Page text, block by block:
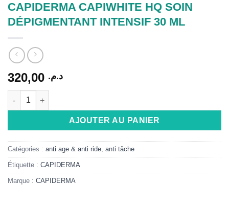
CAPIDERMA CAPIWHITE HQ SOIN
DÉPIGMENTANT INTENSIF 30 ML
د.م.
quantité de CAPIDERMA CAPIWHITE HQ SOIN DÉPIGMENTANT
AJOUTER AU PANIER
Alternative:
Catégories : anti age & anti ride, anti tâche
Étiquette : CAPIDERMA
Marque : CAPIDERMA